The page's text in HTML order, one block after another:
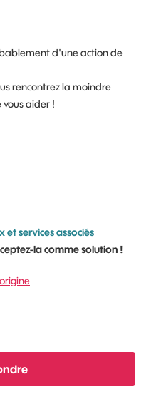
d'une action de
rencontrez la moindre
aider !
et services associés
la comme solution !